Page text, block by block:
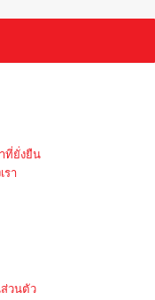
ที่ยั่งยืน
รา
วนตัว